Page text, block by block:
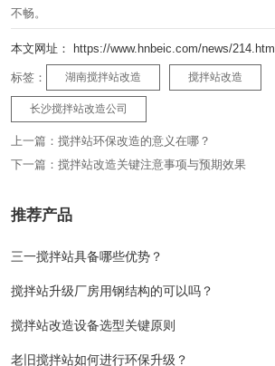
不畅。
本文网址： https://www.hnbeic.com/news/214.html
标签： 湖南搅拌站改造 搅拌站改造
长沙搅拌站改造公司
上一篇： 搅拌站环保改造的意义在哪？
下一篇： 搅拌站改造关键注意事项与预期效果
推荐产品
三一搅拌站具备哪些优势？
搅拌站升级厂房用钢结构的可以吗？
搅拌站改造设备选型关键原则
老旧搅拌站如何进行环保升级？